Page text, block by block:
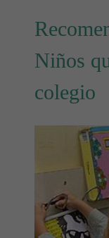
Niños
colegio